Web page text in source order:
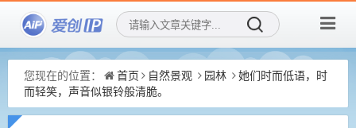
您现在的位置： 首页 自然景观 园林
她们时而低语，时
而轻笑，声音似银铃般清脆。